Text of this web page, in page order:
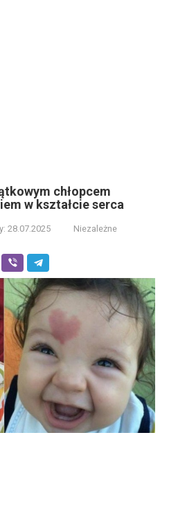
chłopcem
w kształcie serca
28.07.2025
Niezależne